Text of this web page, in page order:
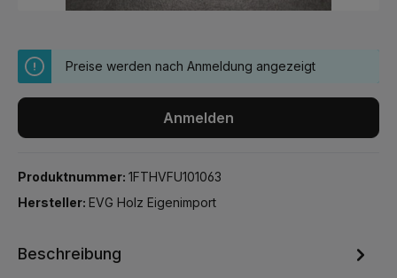
Preise werden nach Anmeldung angezeigt
Anmelden
Produktnummer: 1FTHVFU101063
Hersteller: EVG Holz Eigenimport
Beschreibung